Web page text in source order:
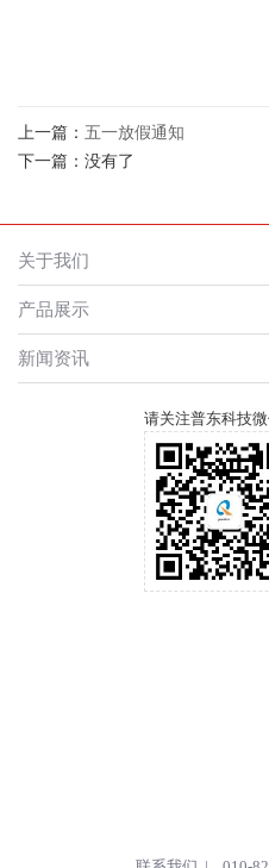
上一篇： 五一放假通知
下一篇：没有了
关于我们
产品展示
新闻资讯
请关注普东科技